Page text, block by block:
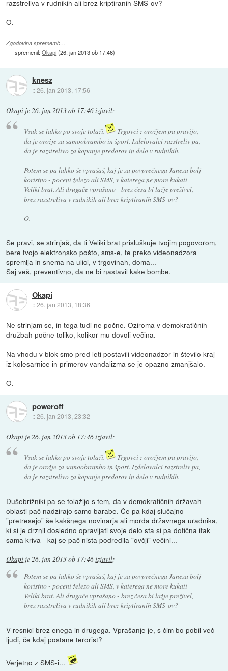
razstreliva v rudnikih ali brez kriptiranih SMS-ov?
O.
Zgodovina sprememb…
spremenil:Okapi(26. jan 2013 ob 17:46)
knesz
::26. jan 2013, 17:56
Okapi je26. jan 2013 ob 17:46izjavil:
Vsak se lahko po svoje tolaži.
Trgovci z orožjem pa pravijo,
da je orožje za samoobrambo in šport. Izdelovalci razstreliv pa,
da je razstrelivo za kopanje predorov in delo v rudnikih.
Potem se pa lahko še vprašaš, kaj je za povprečnega Janeza bolj
koristno - poceni železo ali SMS, v katerega ne more kukati
Veliki brat. Ali drugače vprašano - brez česa bi lažje preživel,
brez razstreliva v rudnikih ali brez kriptiranih SMS-ov?
O.
Se pravi, se strinjaš, da ti Veliki brat prisluškuje tvojim pogovorom,
bere tvojo elektronsko pošto, sms-e, te preko videonadzora
spremlja in snema na ulici, v trgovinah, doma...
Saj veš, preventivno, da ne bi nastavil kake bombe.
Okapi
::26. jan 2013, 18:36
Ne strinjam se, in tega tudi ne počne. Oziroma v demokratičnih
družbah počne toliko, kolikor mu dovoli večina.
Na vhodu v blok smo pred leti postavili videonadzor in število kraj
iz kolesarnice in primerov vandalizma se je opazno zmanjšalo.
O.
poweroff
::26. jan 2013, 23:32
Okapi je 26. jan 2013 ob 17:46izjavil:
Vsak se lahko po svoje tolaži.
Trgovci z orožjem pa pravijo,
da je orožje za samoobrambo in šport. Izdelovalci razstreliv pa,
da je razstrelivo za kopanje predorov in delo v rudnikih.
Dušebrižniki pa se tolažijo s tem, da v demokratičnih državah
oblasti pač nadzirajo samo barabe. Če pa kdaj slučajno
"pretresejo" še kakšnega novinarja ali morda državnega uradnika,
ki si je drznil dosledno opravljati svoje delo sta si pa dotična itak
sama kriva - kaj se pač nista podredila "ovčji" večini...
Okapi je26. jan 2013 ob 17:46izjavil:
Potem se pa lahko še vprašaš, kaj je za povprečnega Janeza bolj
koristno - poceni železo ali SMS, v katerega ne more kukati
Veliki brat. Ali drugače vprašano - brez česa bi lažje preživel,
brez razstreliva v rudnikih ali brez kriptiranih SMS-ov?
V resnici brez enega in drugega. Vprašanje je, s čim bo pobil več
ljudi, če kdaj postane terorist?
Verjetno z SMS-i...